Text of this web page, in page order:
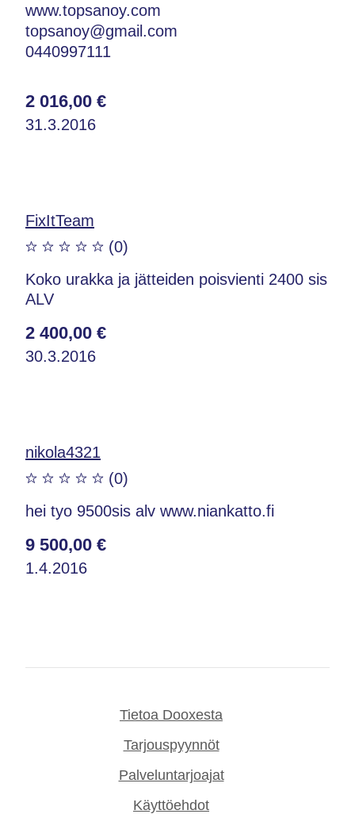
www.topsanoy.com
topsanoy@gmail.com
0440997111
2 016,00 €
31.3.2016
FixItTeam
(0)
Koko urakka ja jätteiden poisvienti 2400 sis
ALV
2 400,00 €
30.3.2016
nikola4321
(0)
hei tyo 9500sis alv www.niankatto.fi
9 500,00 €
1.4.2016
Tietoa Dooxesta
Tarjouspyynnöt
Palveluntarjoajat
Käyttöehdot